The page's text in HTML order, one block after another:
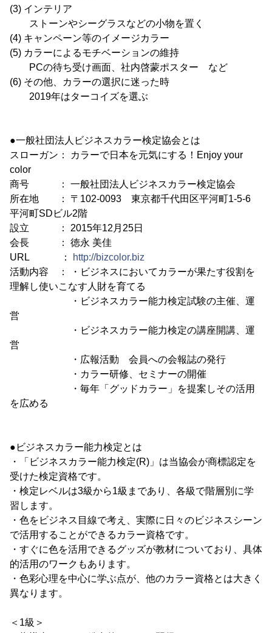
(3) インテリア
ストーンやシーグラスなどの小物を置く
(4) キャンペーン等のイメージカラー
(5) カラーによるモチベーションの維持
PCの待ち受け画面、社内啓蒙ポスター など
(6) その他、カラーの選択に迷った時
2019年はターコイズを選ぶ
●一般社団法人ビジネスカラー検定協会とは
スローガン： カラーで日本を元気にする！Enjoy your
color
商号 ： 一般社団法人ビジネスカラー検定協会
所在地 ： 〒102-0093 東京都千代田区平河町1-5-6
平河町SDビル2階
設立 ： 2015年12月25日
会長 ： 徳永 美佳
URL ：
http://bizcolor.biz
活動内容 ： ・ビジネスにおいてカラーが果たす役割を
理解し使いこなす人財を育てる
・ビジネスカラー能力検定試験の主催、運
営
・ビジネスカラー能力検定の講座開講、運
営
・広報活動 会員への会報誌の発行
・カラー研修、セミナーの開催
・毎年「グッドカラー」を提案しその活用
を広める
●ビジネスカラー能力検定とは
・「ビジネスカラー能力検定(R)」は当協会が商標認定を
受けた検定資格です。
・検定レベルは3級から1級まであり、各級で階層別に学
習します。
・色をビジネス目線で考え、実際に日々のビジネスシーン
で活用することができるカラー資格です。
・すぐに色を活用できるグッズが教材についており、具体
的活用のワークもあります。
・色彩心理を中心に学ぶ点が、他のカラー資格とは大きく
異なります。
＜1級＞